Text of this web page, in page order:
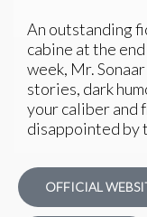
An outstanding
cabine at the
week, Mr.
stories, dark
your caliber and
disappointed by
OFFICIAL